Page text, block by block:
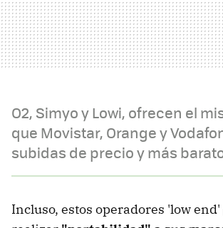
O2, Simyo y Lowi, ofrecen el
que Movistar, Orange y
subidas de precio y más
Incluso, estos operadores 'low